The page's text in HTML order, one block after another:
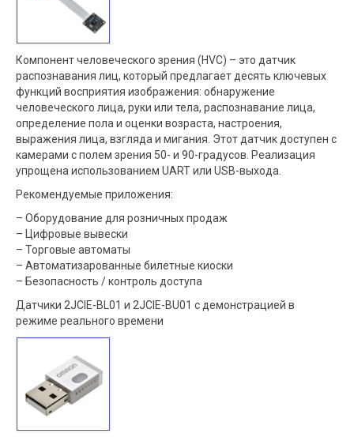
Компонент человеческого зрения (HVC) – это датчик
распознавания лиц, который предлагает десять ключевых
функций восприятия изображения: обнаружение
человеческого лица, руки или тела, распознавание лица,
определение пола и оценки возраста, настроения,
выражения лица, взгляда и мигания. Этот датчик доступен с
камерами с полем зрения 50- и 90-градусов. Реализация
упрощена использованием UART или USB-выхода.
Рекомендуемые приложения:
– Оборудование для розничных продаж
– Цифровые вывески
– Торговые автоматы
– Автоматизарованные билетные киоски
– Безопасность / контроль доступа
Датчики 2JCIE-BL01 и 2JCIE-BU01 с демонстрацией в
режиме реального времени